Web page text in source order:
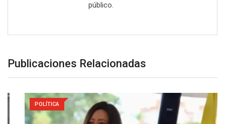
público.
Publicaciones Relacionadas
POLÍTICA